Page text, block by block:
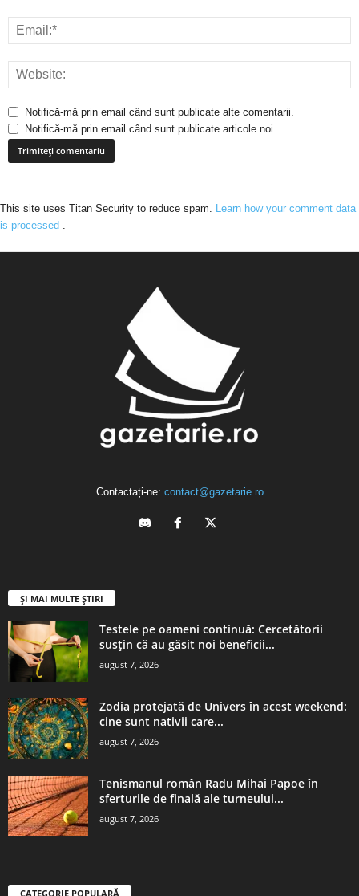
Notifică-mă prin email când sunt publicate alte comentarii.
Notifică-mă prin email când sunt publicate articole noi.
This site uses Titan Security to reduce spam. Learn how your comment data
is processed .
Contactați-ne: contact@gazetarie.ro
ȘI MAI MULTE ȘTIRI
Testele pe oameni continuă: Cercetătorii
susțin că au găsit noi beneficii...
august 7, 2026
Zodia protejată de Univers în acest weekend:
cine sunt nativii care...
august 7, 2026
Tenismanul român Radu Mihai Papoe în
sferturile de finală ale turneului...
august 7, 2026
CATEGORIE POPULARĂ